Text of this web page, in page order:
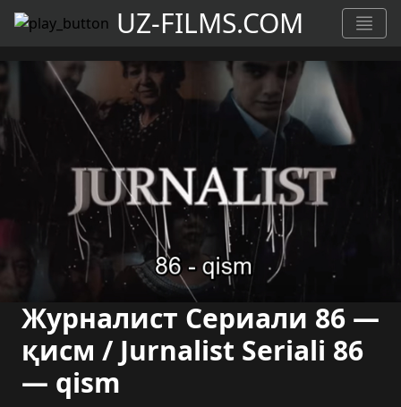
UZ-FILMS.COM
Журналист Сериали 86 —
қисм / Jurnalist Seriali 86
— qism